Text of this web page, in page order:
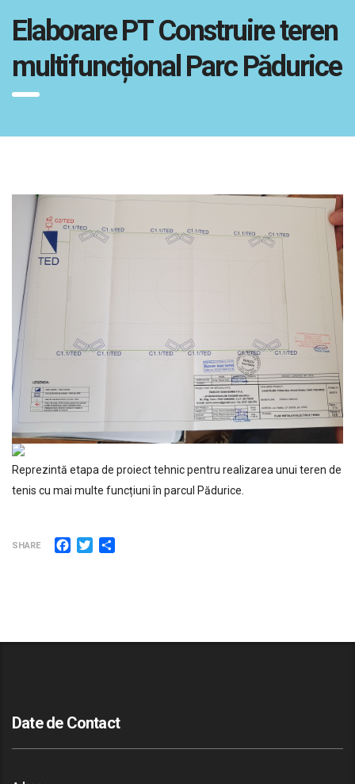
Elaborare PT Construire teren
multifuncțional Parc Pădurice
Reprezintă etapa de proiect tehnic pentru realizarea unui teren de
tenis cu mai multe funcțiuni în parcul Pădurice.
SHARE Facebook
Twitter
Date de Contact